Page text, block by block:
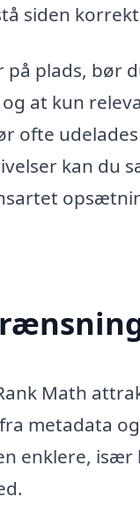
siden
plads, bør
at kun
ofte
kan du
Math
metadata
enklere,